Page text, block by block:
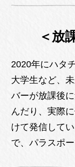
＜放
2020年にハタ
大学生など、
バーが放課後
んだり、実際
けて発信して
で、パラスポ